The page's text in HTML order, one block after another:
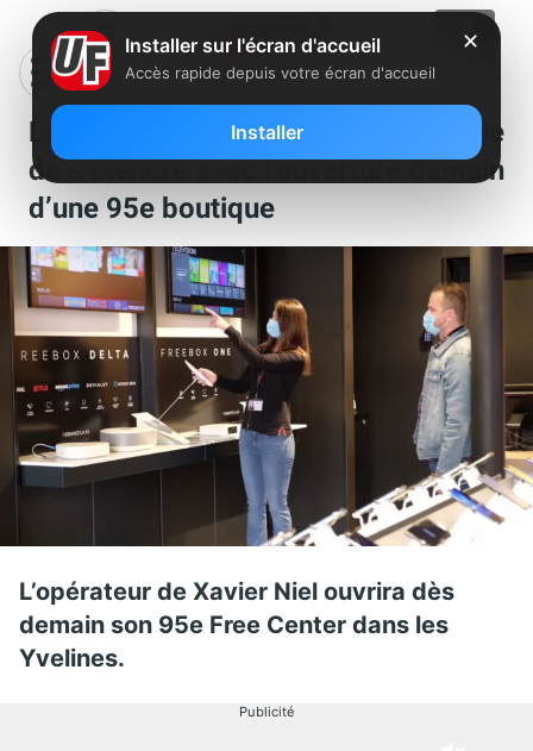
Le réseau de Free Centers continue
de s’étendre avec l’ouverture demain
d’une 95e boutique
L’opérateur de Xavier Niel ouvrira dès
demain son 95e Free Center dans les
Yvelines.
Publicité
✕
Installer sur l'écran d'accueil
Accès rapide depuis votre écran d'accueil
Installer